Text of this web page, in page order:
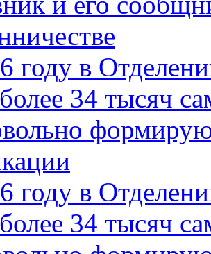
году в
34 тысяч
году в
34 тысяч